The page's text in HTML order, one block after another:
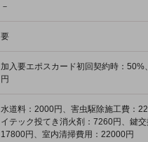
－
要
加入要エポスカード初回契約時：50%
円
水道料：2000円、害虫駆除施工費：
イテック投てき消火剤：7260円、鍵交
17800円、室内清掃費用：22000円